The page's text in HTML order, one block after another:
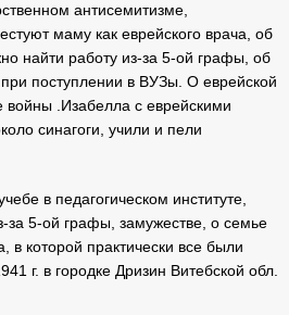
антисемитизме,
маму как еврейского врача, об
найти работу из-за 5-ой графы, об
поступлении в ВУЗы. О еврейской
войны .Изабелла с еврейскими
синагоги, учили и пели
в педагогическом институте,
за 5-ой графы, замужестве, о семье
в которой практически все были
г. в городке Дризин Витебской обл.